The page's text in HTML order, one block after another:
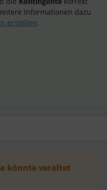
Informationen dazu
erstellen.
könnte veraltet